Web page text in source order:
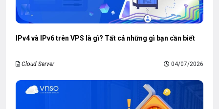
IPv4 và IPv6 trên VPS là gì? Tất cả những gì bạn cần biết
Cloud Server 04/07/2026